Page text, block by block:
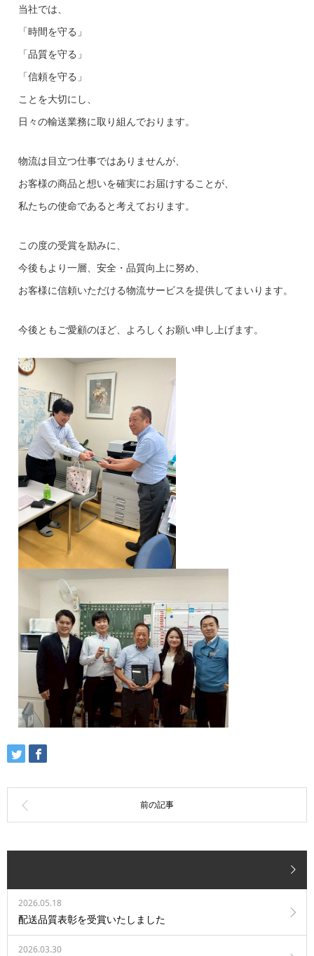
当社では、
「時間を守る」
「品質を守る」
「信頼を守る」
ことを大切にし、
日々の輸送業務に取り組んでおります。
物流は目立つ仕事ではありませんが、
お客様の商品と想いを確実にお届けすることが、
私たちの使命であると考えております。
この度の受賞を励みに、
今後もより一層、安全・品質向上に努め、
お客様に信頼いただける物流サービスを提供してまいります。
今後ともご愛顧のほど、よろしくお願い申し上げます。
2026.05.18
配送品質表彰を受賞いたしました
2026.03.30